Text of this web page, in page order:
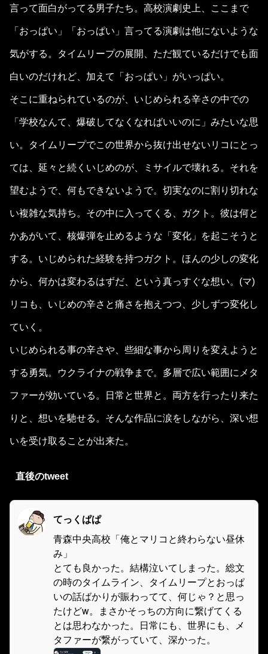
言って面白がってる男子たち。高校演劇史上、ここまで
「おっぱい」「おっぱい」言ってる演劇は他にないような
気がする。タイムリープの展開、ただ観ているだけでも面
白いのだけれど、加えて「おっぱい」がいっぱい。
そこに重ねられているのが、いじめられる辛さの中での
「学校なんて、爆破してなくなればいいのに」みたいな思
い。タイムリープでこの世界から抜け出せないリコにとっ
ては、延々と続くいじめのが、ミサイルで壊れる。それを
望むようで、何もできないようで。切実なのに割り切れな
い複雑な気持ち。その中に入ってくる、ガクト。彼は何と
かあがいて、核爆弾を止めるような「変化」を起こそうと
する。いじめられた経験を持つガクト。ほんの少しの変化
から、何かは変わるはずだ、という真っすぐな想い。(マ)
リコも、いじめの辛さと痛さを抱えつつ、少しずつ変化し
ていく。
いじめられる事の辛さや、些細な事から周りを変えようと
する勇気。ウクライナの戦争まで。多層で広い範囲にメタ
ファーが効いている。日常と世界と。両方を行ったり来た
りと、想いを馳せる。そんな作品に涙をしながら、深い想
いを受け取ることが出来た。
直後のtweet
てっくぱぱ
青森中央高校「俺とマリコと終わらない昼休
み」
とても良かった。結構泣いてしまった。総文
の時のタイムライン、タイムリープとおっぱ
いの話ばかりが賑わってて、何じゃ？と思っ
たけどw。まさかそっちの方向に繋げてくる
とは思わなかった。日常にも、世界にも、メ
タファーが繋がっていて、深かった。